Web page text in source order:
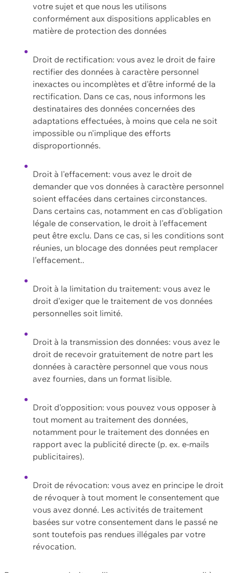
votre sujet et que nous les utilisons
conformément aux dispositions applicables en
matière de protection des données
Droit de rectification: vous avez le droit de faire
rectifier des données à caractère personnel
inexactes ou incomplètes et d'être informé de la
rectification. Dans ce cas, nous informons les
destinataires des données concernées des
adaptations effectuées, à moins que cela ne soit
impossible ou n'implique des efforts
disproportionnés.
Droit à l'effacement: vous avez le droit de
demander que vos données à caractère personnel
soient effacées dans certaines circonstances.
Dans certains cas, notamment en cas d'obligation
légale de conservation, le droit à l'effacement
peut être exclu. Dans ce cas, si les conditions sont
réunies, un blocage des données peut remplacer
l'effacement..
Droit à la limitation du traitement: vous avez le
droit d'exiger que le traitement de vos données
personnelles soit limité.
Droit à la transmission des données: vous avez le
droit de recevoir gratuitement de notre part les
données à caractère personnel que vous nous
avez fournies, dans un format lisible.
Droit d'opposition: vous pouvez vous opposer à
tout moment au traitement des données,
notamment pour le traitement des données en
rapport avec la publicité directe (p. ex. e-mails
publicitaires).
Droit de révocation: vous avez en principe le droit
de révoquer à tout moment le consentement que
vous avez donné. Les activités de traitement
basées sur votre consentement dans le passé ne
sont toutefois pas rendues illégales par votre
révocation.